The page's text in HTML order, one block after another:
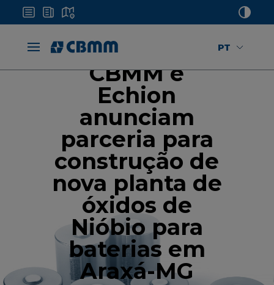
PT
CBMM e
Echion
anunciam
parceria para
construção de
nova planta de
óxidos de
Nióbio para
baterias em
Araxá-MG